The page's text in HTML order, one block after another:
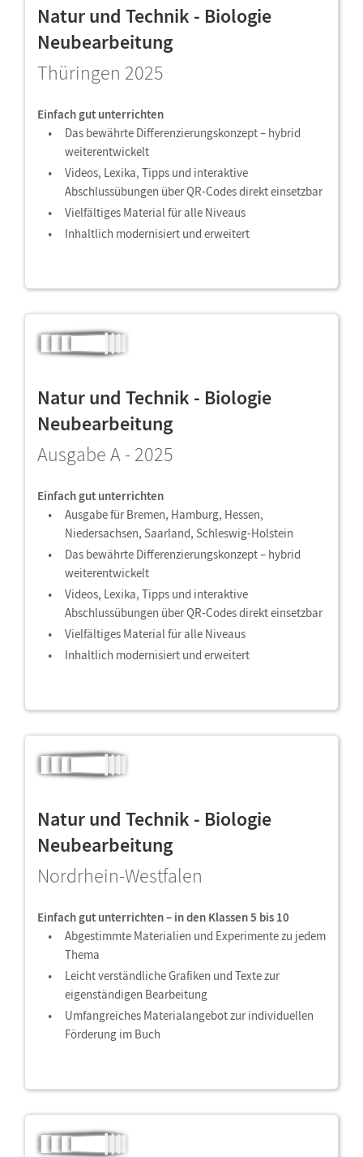
Natur und Technik - Biologie
Neubearbeitung
Thüringen 2025
Einfach gut unterrichten
Das bewährte Differenzierungskonzept – hybrid
weiterentwickelt
Videos, Lexika, Tipps und interaktive
Abschlussübungen über QR-Codes direkt einsetzbar
Vielfältiges Material für alle Niveaus
Inhaltlich modernisiert und erweitert
Natur und Technik - Biologie
Neubearbeitung
Ausgabe A - 2025
Einfach gut unterrichten
Ausgabe für Bremen, Hamburg, Hessen,
Niedersachsen, Saarland, Schleswig-Holstein
Das bewährte Differenzierungskonzept – hybrid
weiterentwickelt
Videos, Lexika, Tipps und interaktive
Abschlussübungen über QR-Codes direkt einsetzbar
Vielfältiges Material für alle Niveaus
Inhaltlich modernisiert und erweitert
Natur und Technik - Biologie
Neubearbeitung
Nordrhein-Westfalen
Einfach gut unterrichten – in den Klassen 5 bis 10
Abgestimmte Materialien und Experimente zu jedem
Thema
Leicht verständliche Grafiken und Texte zur
eigenständigen Bearbeitung
Umfangreiches Materialangebot zur individuellen
Förderung im Buch